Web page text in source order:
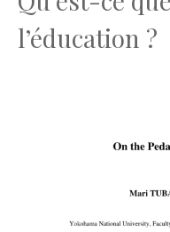
l’éducation ?